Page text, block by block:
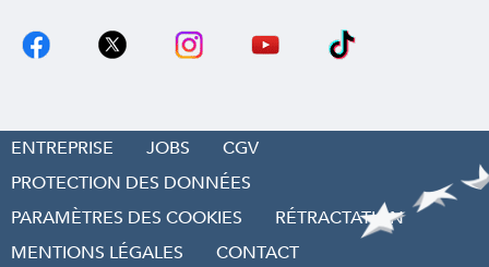
ENTREPRISE JOBS
CGV
PROTECTION DES DONNÉES
PARAMÈTRES DES COOKIES
RÉTRACTATION
MENTIONS LÉGALES
CONTACT